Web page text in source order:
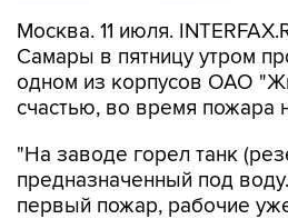
Москва. 11 июля.
Самары в пятницу утром
одном из корпусов ОАО
счастью, во время пожара
"На заводе горел танк
предназначенный под
первый пожар, рабочие